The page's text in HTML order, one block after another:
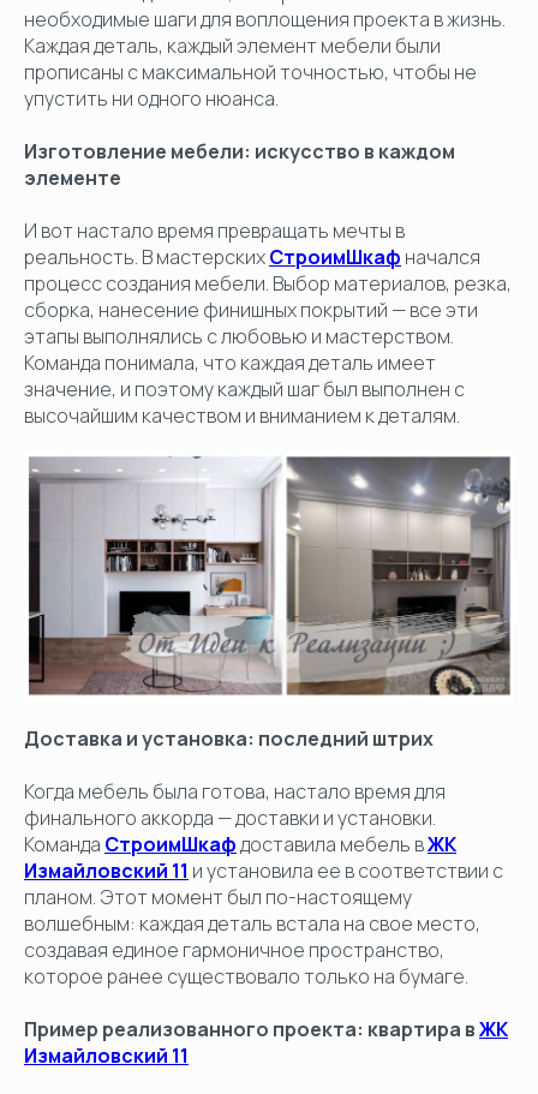
необходимые шаги для воплощения проекта в жизнь.
Каждая деталь, каждый элемент мебели были
прописаны с максимальной точностью, чтобы не
упустить ни одного нюанса.
Изготовление мебели: искусство в каждом
элементе
И вот настало время превращать мечты в
реальность. В мастерскихСтроимШкаф начался
процесс создания мебели. Выбор материалов, резка,
сборка, нанесение финишных покрытий — все эти
этапы выполнялись с любовью и мастерством.
Команда понимала, что каждая деталь имеет
значение, и поэтому каждый шаг был выполнен с
высочайшим качеством и вниманием к деталям.
Доставка и установка: последний штрих
Когда мебель была готова, настало время для
финального аккорда — доставки и установки.
Команда СтроимШкафдоставила мебель вЖК
Измайловский 11 и установила ее в соответствии с
планом. Этот момент был по-настоящему
волшебным: каждая деталь встала на свое место,
создавая единое гармоничное пространство,
которое ранее существовало только на бумаге.
Пример реализованного проекта: квартира вЖК
Измайловский 11